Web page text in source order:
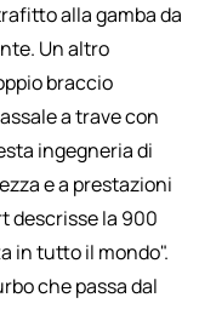
alla gamba da
Un altro
braccio
a trave con
ingegneria di
e a prestazioni
descrisse la 900
in tutto il mondo".
che passa dal